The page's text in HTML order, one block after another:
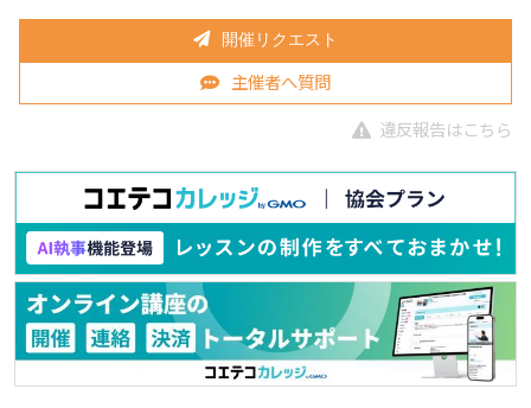
開催リクエスト
主催者へ質問
違反報告はこちら